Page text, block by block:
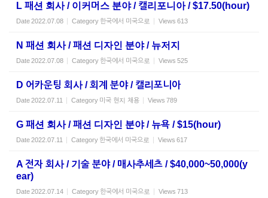
L 패션 회사 / 이커머스 분야 / 캘리포니아 / $17.50(hour)
Date2022.07.08 Category 한국에서 미국으로 Views 613
N 패션 회사 / 패션 디자인 분야 / 뉴저지
Date2022.07.08 Category 한국에서 미국으로 Views 525
D 어카운팅 회사 / 회계 분야 / 캘리포니아
Date2022.07.11 Category 미국 현지 채용 Views 789
G 패션 회사 / 패션 디자인 분야 / 뉴욕 / $15(hour)
Date2022.07.11 Category 한국에서 미국으로 Views 617
A 전자 회사 / 기술 분야 / 매사추세츠 / $40,000~50,000(y
ear)
Date2022.07.14 Category 한국에서 미국으로 Views 713